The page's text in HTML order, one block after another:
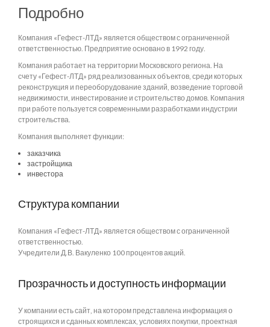
Подробно
Компания «Гефест-ЛТД» является обществом с ограниченной
ответственностью. Предприятие основано в 1992 году.
Компания работает на территории Московского региона. На
счету «Гефест-ЛТД» ряд реализованных объектов, среди которых
реконструкция и переоборудование зданий, возведение торговой
недвижимости, инвестирование и строительство домов. Компания
при работе пользуется современными разработками индустрии
строительства.
Компания выполняет функции:
заказчика
застройщика
инвестора
Структура компании
Компания «Гефест-ЛТД» является обществом с ограниченной
ответственностью.
Учредители Д.В. Вакуленко 100 процентов акций.
Прозрачность и доступность информации
У компании есть сайт, на котором представлена информация о
строящихся и сданных комплексах, условиях покупки, проектная